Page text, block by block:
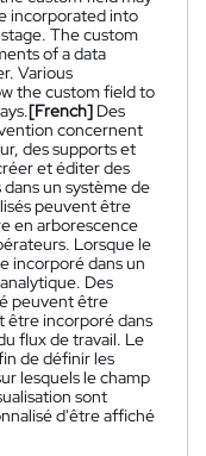
incorporated into
The custom
of a data
Various
the custom field to
[French] Des
concernent
des supports et
et éditer des
un système de
peuvent être
en arborescence
Lorsque le
incorporé dans un
Des
peuvent être
être incorporé dans
flux de travail. Le
de définir les
lesquels le champ
sont
d'être affiché